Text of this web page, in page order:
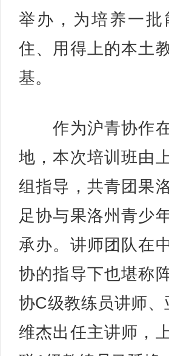
举办，为培养一
住、用得上的本土
基。
作为沪青协作在
地，本次培训班由
组指导，共青团果
足协与果洛州青少
承办。讲师团队在
协的指导下也堪称
协C级教练员讲师
维杰出任主讲师，